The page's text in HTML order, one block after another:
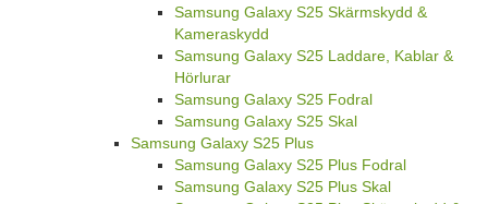
Samsung Galaxy S25 Skärmskydd &
Kameraskydd
Samsung Galaxy S25 Laddare, Kablar &
Hörlurar
Samsung Galaxy S25 Fodral
Samsung Galaxy S25 Skal
Samsung Galaxy S25 Plus
Samsung Galaxy S25 Plus Fodral
Samsung Galaxy S25 Plus Skal